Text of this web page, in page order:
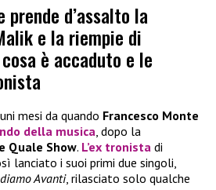
prende d’assalto la
e la riempie di
è accaduto e le
mesi da quando Francesco Monte
della musica, dopo la
Quale Show. L’ex tronista di
lanciato i suoi primi due singoli,
Avanti, rilasciato solo qualche